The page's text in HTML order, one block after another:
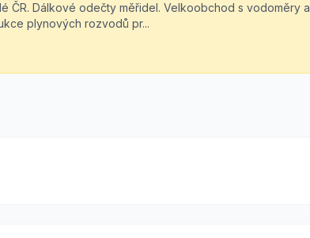
ČR. Dálkové odečty měřidel. Velkoobchod s vodoměry a
plynových rozvodů pr...